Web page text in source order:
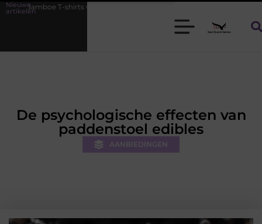
Nieuwe
artikelen
voor heren die koel blijven
De psychologische effecten van
paddenstoel edibles
AANBIEDINGEN